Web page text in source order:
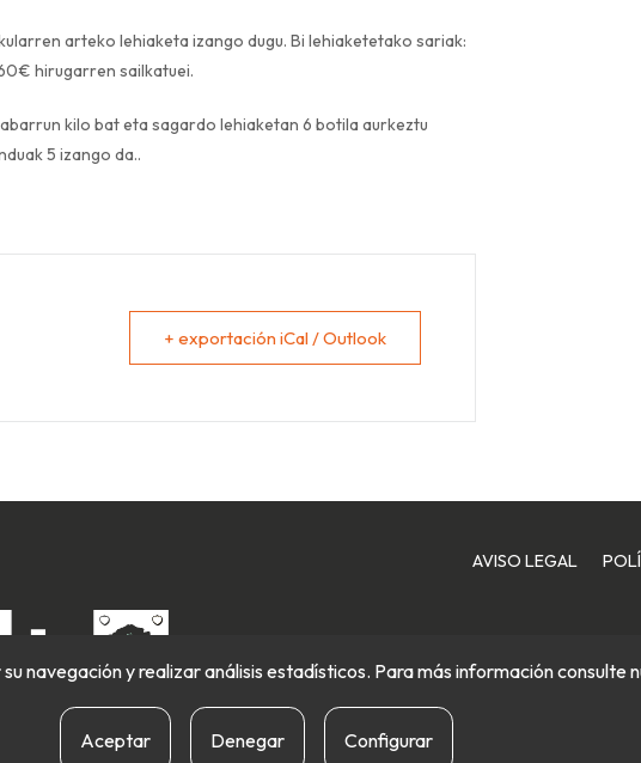
arteko lehiaketa izango dugu. Bi lehiaketetako sariak:
hirugarren sailkatuei.
kilo bat eta sagardo lehiaketan 6 botila aurkeztu
5 izango da..
+ exportación iCal / Outlook
AVISO LEGAL
navegación y realizar análisis estadísticos. Para más información consulte
Aceptar Denegar Configurar